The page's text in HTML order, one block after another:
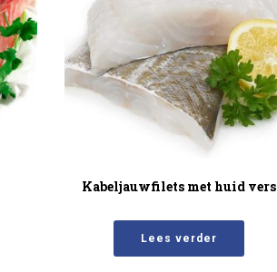
Kabeljauwfilets met huid vers
Lees verder